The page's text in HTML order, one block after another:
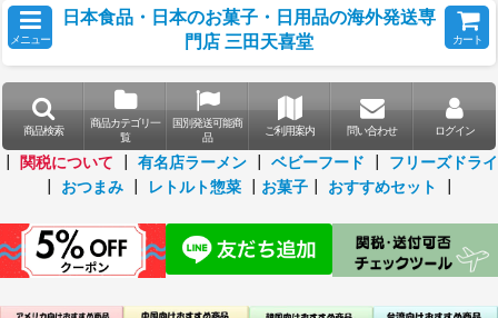
メニュー
日本食品・日本のお菓子・日用品の海外発送専
門店 三田天喜堂
カート
商品検索
商品カテゴリ一
覧
国別発送可能商
品
ご利用案内 問い合わせ ログイン
関税について 有名店ラーメン ベビーフード
フリーズドライ
おつまみ レトルト惣菜 お菓子 おすすめセット